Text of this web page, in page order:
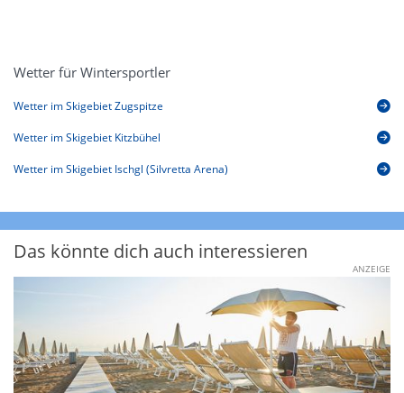
Wetter für Wintersportler
Wetter im Skigebiet Zugspitze
Wetter im Skigebiet Kitzbühel
Wetter im Skigebiet Ischgl (Silvretta Arena)
Das könnte dich auch interessieren
ANZEIGE